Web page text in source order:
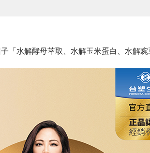
「水解酵母萃取、水解玉米蛋白、水解